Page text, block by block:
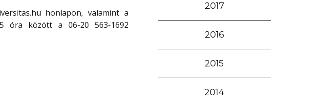
honlapon, valamint a
óra között a 06-20 563-1692
2017
2016
2015
2014